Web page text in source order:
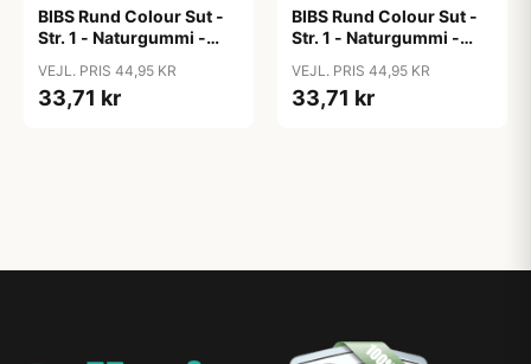
BIBS Rund Colour Sut -
Str. 1 - Naturgummi -
VEJL. PRIS 44,95 KR
33,71 kr
BIBS Rund Colour Sut -
Str. 1 - Naturgummi -
VEJL. PRIS 44,95 KR
33,71 kr